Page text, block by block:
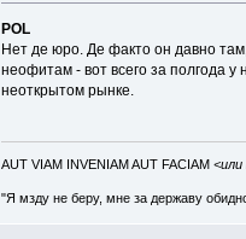
POL
Нет де юро. Де факто он давно
неофитам - вот всего за полгода
неоткрытом рынке.
AUT VIAM INVENIAM AUT FACIAM <или
"Я мзду не беру, мне за державу